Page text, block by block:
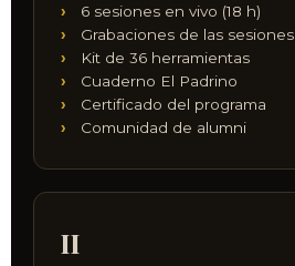
6 sesiones en vivo (18 h)
Grabaciones de las sesiones
Kit de 36 herramientas
Cuaderno El Padrino
Certificado del programa
Comunidad de alumni
II